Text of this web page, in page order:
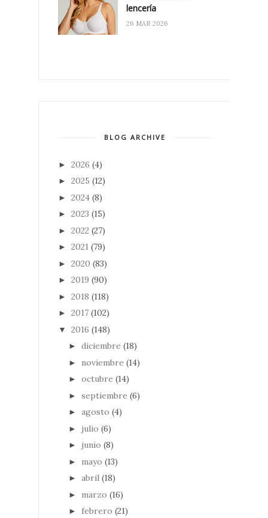
lencería
26 MAR 2026
BLOG ARCHIVE
► 2026 (4)
► 2025 (12)
► 2024 (8)
► 2023 (15)
► 2022 (27)
► 2021 (79)
► 2020 (83)
► 2019 (90)
► 2018 (118)
► 2017 (102)
▼ 2016 (148)
► diciembre (18)
► noviembre (14)
► octubre (14)
► septiembre (6)
► agosto (4)
► julio (6)
► junio (8)
► mayo (13)
► abril (18)
► marzo (16)
► febrero (21)